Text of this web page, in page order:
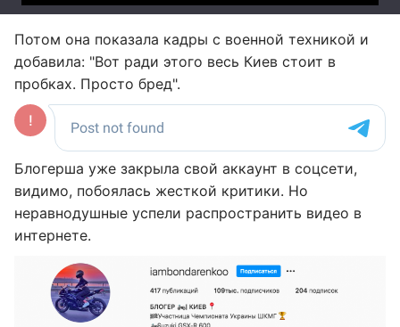
Потом она показала кадры с военной техникой и
добавила: "Вот ради этого весь Киев стоит в
пробках. Просто бред".
Блогерша уже закрыла свой аккаунт в соцсети,
видимо, побоялась жесткой критики. Но
неравнодушные успели распространить видео в
интернете.